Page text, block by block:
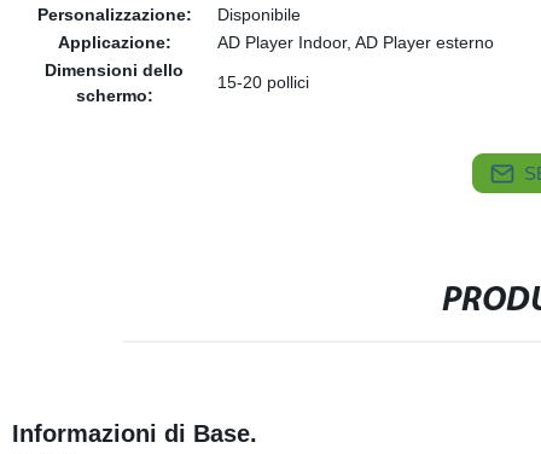
Personalizzazione:
Disponibile
Applicazione:
AD Player Indoor, AD Player esterno
Dimensioni dello
schermo:
15-20 pollici
Informazioni di Base.